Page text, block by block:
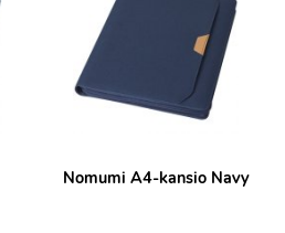
Nomumi A4-kansio Navy